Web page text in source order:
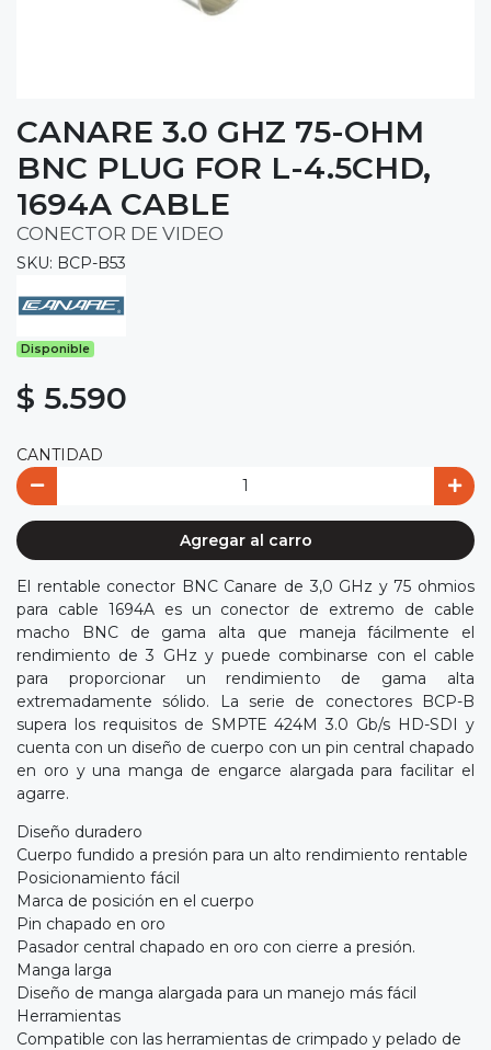
CANARE 3.0 GHZ 75-OHM
BNC PLUG FOR L-4.5CHD,
1694A CABLE
CONECTOR DE VIDEO
SKU: BCP-B53
Disponible
$ 5.590
CANTIDAD
Agregar al carro
El rentable conector BNC Canare de 3,0 GHz y 75 ohmios
para cable 1694A es un conector de extremo de cable
macho BNC de gama alta que maneja fácilmente el
rendimiento de 3 GHz y puede combinarse con el cable
para proporcionar un rendimiento de gama alta
extremadamente sólido. La serie de conectores BCP-B
supera los requisitos de SMPTE 424M 3.0 Gb/s HD-SDI y
cuenta con un diseño de cuerpo con un pin central chapado
en oro y una manga de engarce alargada para facilitar el
agarre.
Diseño duradero
Cuerpo fundido a presión para un alto rendimiento rentable
Posicionamiento fácil
Marca de posición en el cuerpo
Pin chapado en oro
Pasador central chapado en oro con cierre a presión.
Manga larga
Diseño de manga alargada para un manejo más fácil
Herramientas
Compatible con las herramientas de crimpado y pelado de